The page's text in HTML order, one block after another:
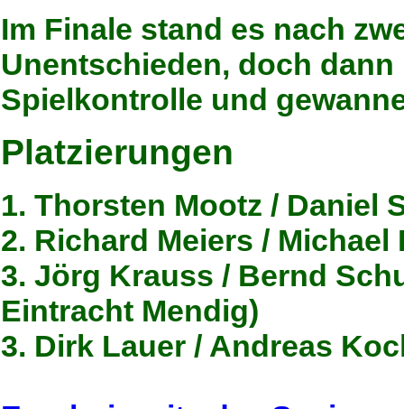
Im Finale stand es nach
Unentschieden, doch
Spielkontrolle und
Platzierungen
1. Thorsten Mootz / Daniel
2. Richard Meiers /
3. Jörg Krauss / Bernd
Eintracht Mendig)
3. Dirk Lauer / Andreas